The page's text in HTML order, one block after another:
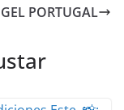
PORTUGAL